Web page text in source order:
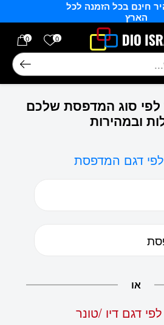
חינם בכל הזמנה לכל
הארץ
0 הרשימה
0
לפי סוג המדפסת שלכם
ובמהירות
דגם המדפסת
או
דגם דיו /טונר